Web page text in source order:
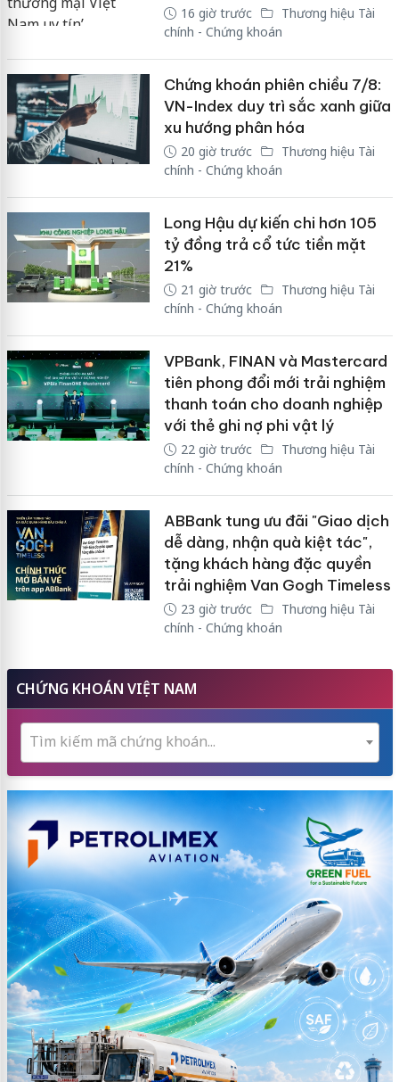
16 giờ trước
Thương hiệu Tài
chính - Chứng khoán
Chứng khoán phiên chiều 7/8:
VN-Index duy trì sắc xanh giữa
xu hướng phân hóa
20 giờ trước
Thương hiệu Tài
chính - Chứng khoán
Long Hậu dự kiến chi hơn 105
tỷ đồng trả cổ tức tiền mặt
21%
21 giờ trước
Thương hiệu Tài
chính - Chứng khoán
VPBank, FINAN và Mastercard
tiên phong đổi mới trải nghiệm
thanh toán cho doanh nghiệp
với thẻ ghi nợ phi vật lý
22 giờ trước
Thương hiệu Tài
chính - Chứng khoán
ABBank tung ưu đãi "Giao dịch
dễ dàng, nhận quà kiệt tác",
tặng khách hàng đặc quyền
trải nghiệm Van Gogh Timeless
23 giờ trước
Thương hiệu Tài
chính - Chứng khoán
CHỨNG KHOÁN VIỆT NAM
Tìm kiếm mã chứng khoán...